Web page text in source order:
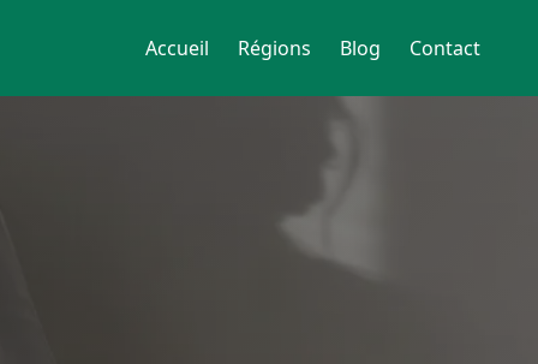
Accueil Régions Blog Contact